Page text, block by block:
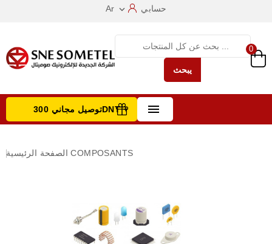
Ar  حسابي
يبحث
0
 توصيل مجاني 300DNT +
الصفحة الرئيسية COMPOSANTS